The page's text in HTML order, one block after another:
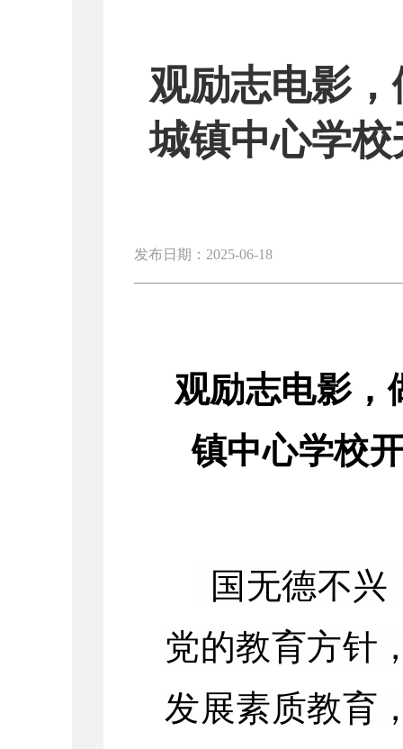
观励志电影
城镇中心学
发布日期：2025-06-18
观励志电影，
镇中心学校
国无德不兴
党的教育方针
发展素质教育